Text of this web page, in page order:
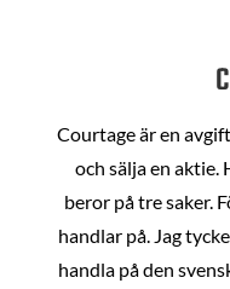
Courtage är en
och sälja en
beror på tre saker.
handlar på. Jag
handla på den